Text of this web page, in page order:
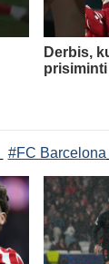
Derbis,
prisiminti
#FC Barcelona